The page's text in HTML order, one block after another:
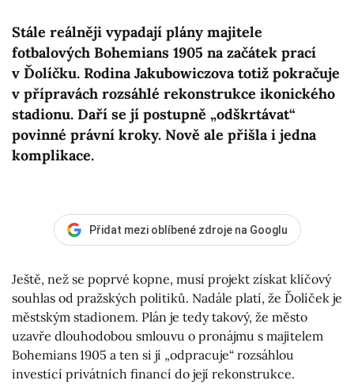
Stále reálněji vypadají plány majitele
fotbalových Bohemians 1905 na začátek prací
v Ďolíčku. Rodina Jakubowiczova totiž pokračuje
v přípravách rozsáhlé rekonstrukce ikonického
stadionu. Daří se jí postupně „odškrtávat“
povinné právní kroky. Nově ale přišla i jedna
komplikace.
Přidat mezi oblíbené zdroje na Googlu
Ještě, než se poprvé kopne, musí projekt získat klíčový
souhlas od pražských politiků. Nadále platí, že Ďolíček je
městským stadionem. Plán je tedy takový, že město
uzavře dlouhodobou smlouvu o pronájmu s majitelem
Bohemians 1905 a ten si jí „odpracuje“ rozsáhlou
investicí privátních financí do její rekonstrukce.